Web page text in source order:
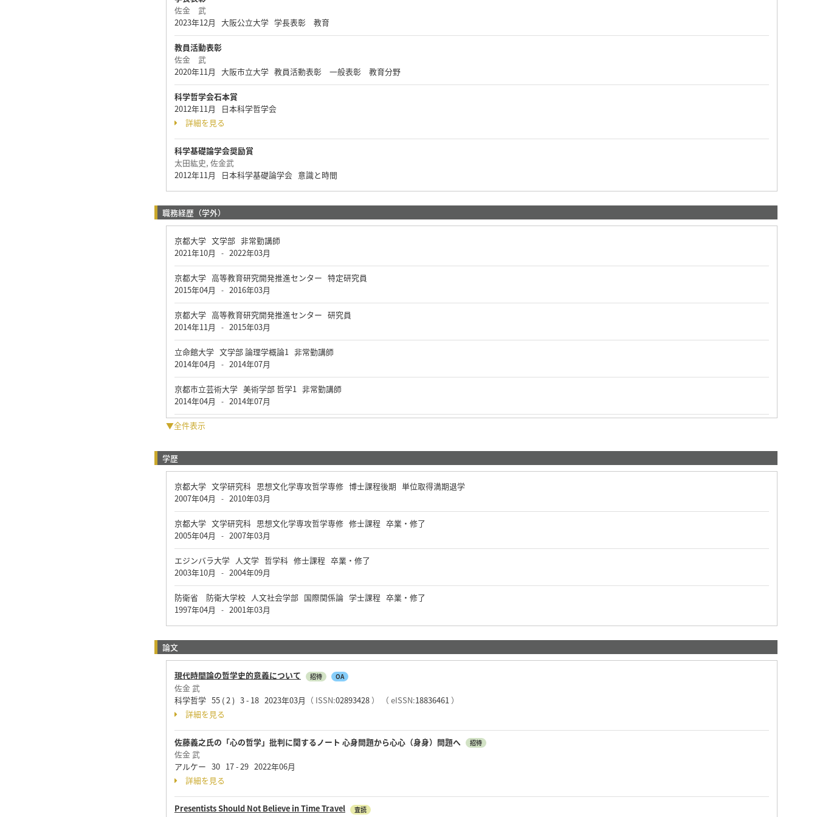
佐金 武
2023年12月 大阪公立大学 学長表彰 教育
教員活動表彰
佐金 武
2020年11月 大阪市立大学 教員活動表彰 一般表彰 教育分野
科学哲学会石本賞
2012年11月 日本科学哲学会
詳細を見る
科学基礎論学会奨励賞
太田紘史, 佐金武
2012年11月 日本科学基礎論学会 意識と時間
職務経歴（学外）
京都大学 文学部 非常勤講師
2021年10月
- 2022年03月
京都大学 高等教育研究開発推進センター 特定研究員
2015年04月
- 2016年03月
京都大学 高等教育研究開発推進センター 研究員
2014年11月
- 2015年03月
立命館大学 文学部 論理学概論1 非常勤講師
2014年04月
- 2014年07月
京都市立芸術大学 美術学部 哲学1 非常勤講師
2014年04月
- 2014年07月
▼全件表示
学歴
京都大学 文学研究科 思想文化学専攻哲学専修 博士課程後期 単位取得満期退学
2007年04月
- 2010年03月
京都大学 文学研究科 思想文化学専攻哲学専修 修士課程 卒業・修了
2005年04月
- 2007年03月
エジンバラ大学 人文学 哲学科 修士課程 卒業・修了
2003年10月
- 2004年09月
防衛省 防衛大学校 人文社会学部 国際関係論 学士課程 卒業・修了
1997年04月
- 2001年03月
論文
現代時間論の哲学史的意義について 招待 OA
佐金 武
科学哲学 55 ( 2 ) 3 - 18 2023年03月 （ ISSN:02893428） （ eISSN:18836461 ）
詳細を見る
佐藤義之氏の「心の哲学」批判に関するノート 心身問題から心心（身身）問題へ 招待
佐金 武
アルケー 30 17 - 29 2022年06月
詳細を見る
Presentists Should Not Believe in Time Travel 査読